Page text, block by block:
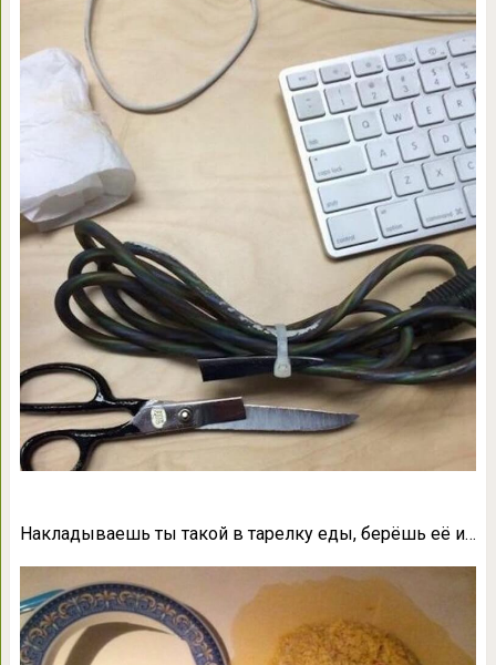
Накладываешь ты такой в тарелку еды, берёшь её и…